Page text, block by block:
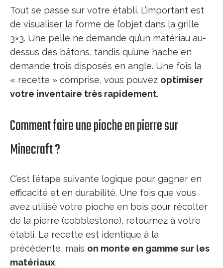
Tout se passe sur votre établi. L’important est
de visualiser la forme de l’objet dans la grille
3×3. Une pelle ne demande qu’un matériau au-
dessus des bâtons, tandis qu’une hache en
demande trois disposés en angle. Une fois la
« recette » comprise, vous pouvez optimiser
votre inventaire très rapidement.
Comment faire une pioche en pierre sur
Minecraft ?
C’est l’étape suivante logique pour gagner en
efficacité et en durabilité. Une fois que vous
avez utilisé votre pioche en bois pour récolter
de la pierre (cobblestone), retournez à votre
établi. La recette est identique à la
précédente, mais on monte en gamme sur les
matériaux.